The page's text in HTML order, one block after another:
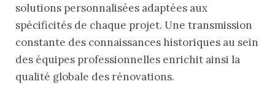
solutions personnalisées adaptées aux
spécificités de chaque projet. Une transmission
constante des connaissances historiques au sein
des équipes professionnelles enrichit ainsi la
qualité globale des rénovations.